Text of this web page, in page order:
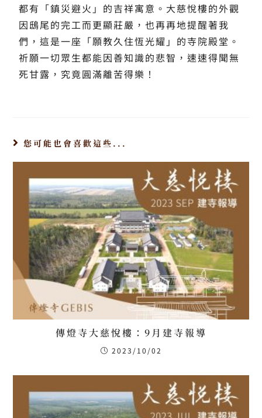
都有「鎮災避火」的吉祥寓意。大慈悅樓的外觀
因鴟尾的完工而更顯莊嚴，也再再地提醒著我
們，這是一座「願教久住恆光耀」的寺院殿堂。
祈願一切眾生都能因善知識的悲智，速速得聞無
死甘露，究竟圓滿離苦得樂！
您可能也會喜歡這些...
傳燈寺大慈悅樓：9月建寺報導
2023/10/02